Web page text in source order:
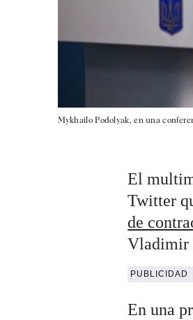
Mykhailo Podolyak, en una
El
Twitter
de
Vladimir
PUBLICIDAD
En una